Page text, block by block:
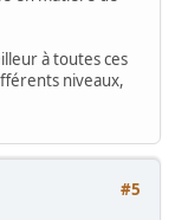
à toutes ces
niveaux,
#5